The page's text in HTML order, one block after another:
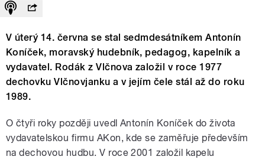
V úterý 14. června se stal sedmdesátníkem Antonín
Koníček, moravský hudebník, pedagog, kapelník a
vydavatel. Rodák z Vlčnova založil v roce 1977
dechovku Vlčnovjanku a v jejím čele stál až do roku
1989.
O čtyři roky později uvedl Antonín Koníček do života
vydavatelskou firmu AKon, kde se zaměřuje především
na dechovou hudbu. V roce 2001 založil kapelu